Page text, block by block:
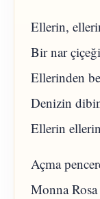
Ellerin,
Bir nar
Ellerinden
Denizin
Ellerin
Açma
Monna